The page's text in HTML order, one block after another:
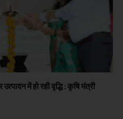
में हो रही वृद्धि : कृषि मंत्री